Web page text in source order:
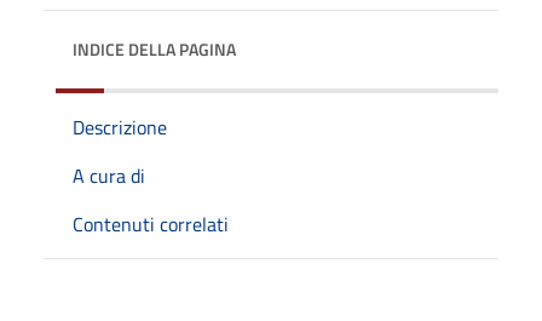
INDICE DELLA PAGINA
Descrizione
A cura di
Contenuti correlati